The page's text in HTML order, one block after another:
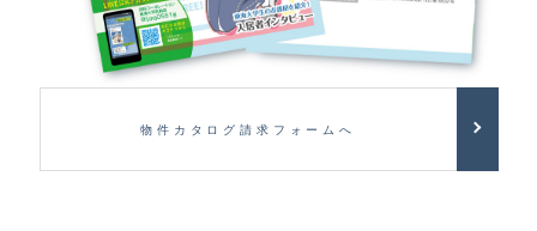
物件カタログ請求フォームへ